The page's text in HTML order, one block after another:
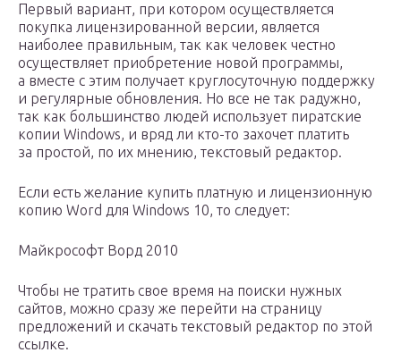
Первый вариант, при котором осуществляется
покупка лицензированной версии, является
наиболее правильным, так как человек честно
осуществляет приобретение новой программы,
а вместе с этим получает круглосуточную поддержку
и регулярные обновления. Но все не так радужно,
так как большинство людей использует пиратские
копии Windows, и вряд ли кто-то захочет платить
за простой, по их мнению, текстовый редактор.
Если есть желание купить платную и лицензионную
копию Word для Windows 10, то следует:
Майкрософт Ворд 2010
Чтобы не тратить свое время на поиски нужных
сайтов, можно сразу же перейти на страницу
предложений и скачать текстовый редактор по этой
ссылке.